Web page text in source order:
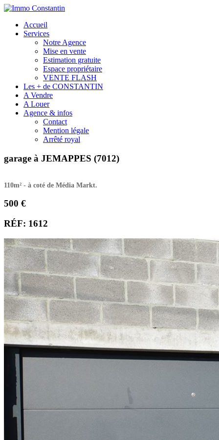
Accueil
Services
Notre Agence
Mise en vente
Estimation gratuite
Espace propriétaire
VENTE FLASH
Les + de CONSTANTIN
A Vendre
A Louer
Agence & infos
Contact
Mention légale
Arrêté royal
garage à JEMAPPES (7012)
110m² - à coté de Média Markt.
500 €
RÉF: 1612